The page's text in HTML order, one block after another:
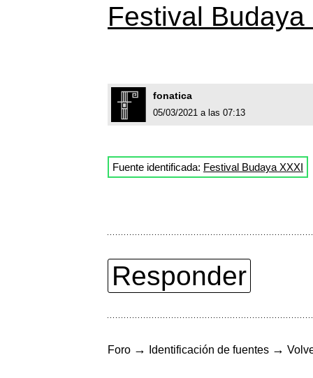
Festival Budaya
fonatica
05/03/2021 a las 07:13
Fuente identificada: Festival Budaya XXXI
Responder
Foro → Identificación de fuentes →